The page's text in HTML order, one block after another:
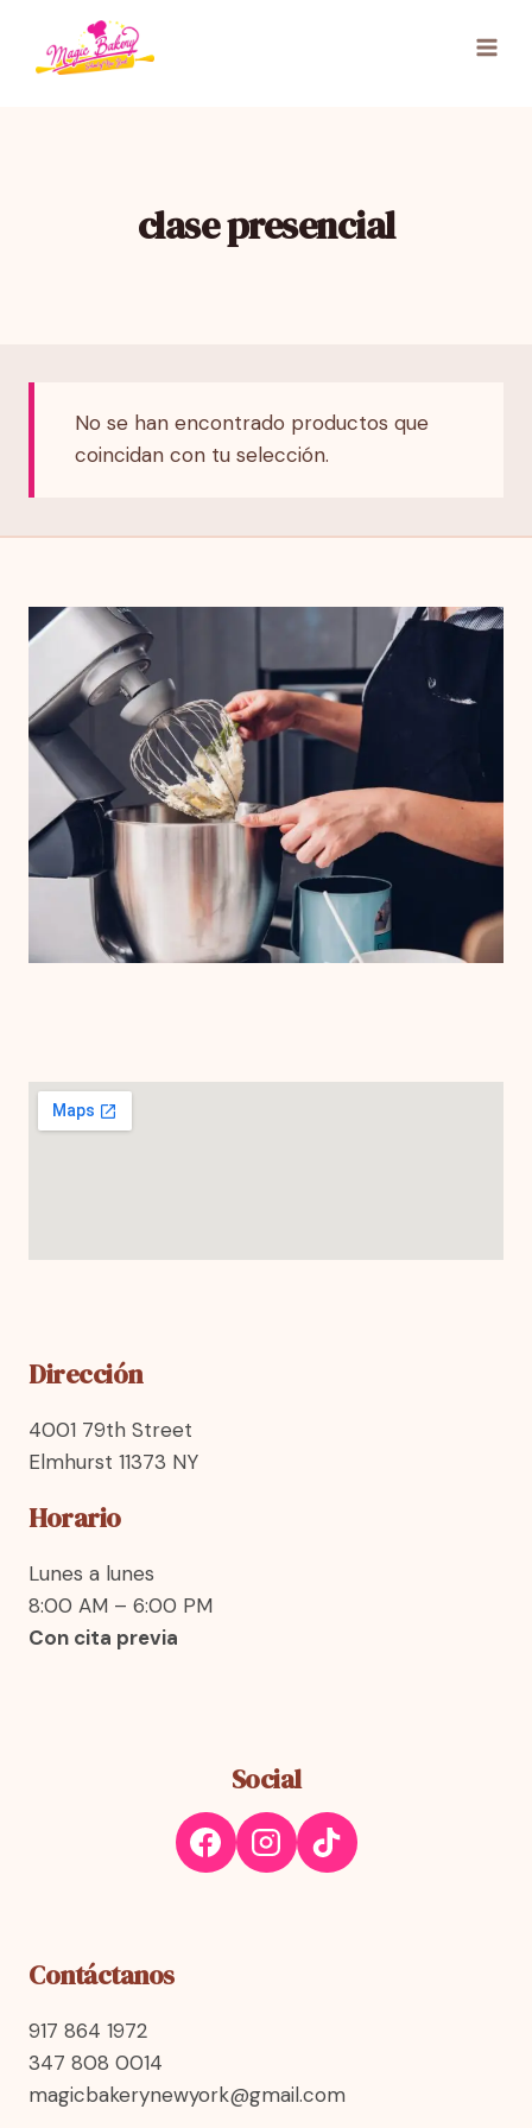
contenido
clase presencial
No se han encontrado productos que
coincidan con tu selección.
Dirección
4001 79th Street
Elmhurst 11373 NY
Horario
Lunes a lunes
8:00 AM – 6:00 PM
Con cita previa
Social
Contáctanos
917 864 1972
347 808 0014
magicbakerynewyork@gmail.com